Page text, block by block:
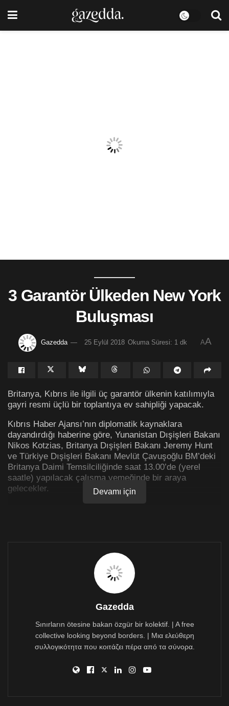
3 Garantör Ülkeden New York
Buluşması
Gazedda 25 Eylül 2018 Okuma Süresi: 1 dk AA
Britanya, Kıbrıs ile ilgili üç garantör ülkenin katılımıyla
gayri resmi üçlü bir toplantıya ev sahipliği yapacak.
Kıbrıs Haber Ajansı’nın diplomatik kaynaklara
dayandırdığı haberine göre, Yunanistan Dışişleri Bakanı
Nikos Kotzias, Britanya Dışişleri Bakanı Jeremy Hunt
ve Türkiye Dışişleri Bakanı Mevlüt Çavuşoğlu BM’deki
Britanya Daimi Temsilciliğinde saat 13.00’de (yerel
saatle) yapılacak çalışma yemeğinde bir araya
gelecekler.
Devamı için
Gazedda
Sınırların ötesine bakan özgür bir kolektif. | A free
collective looking beyond borders. | Μια ελεύθερη
συλλογικότητα που κοιτάζει πέρα από τα σύνορα.